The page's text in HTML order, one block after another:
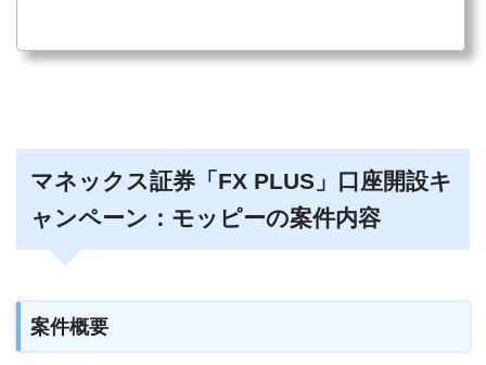
マネックス証券「FX PLUS」口座開設キ
ャンペーン：モッピーの案件内容
案件概要